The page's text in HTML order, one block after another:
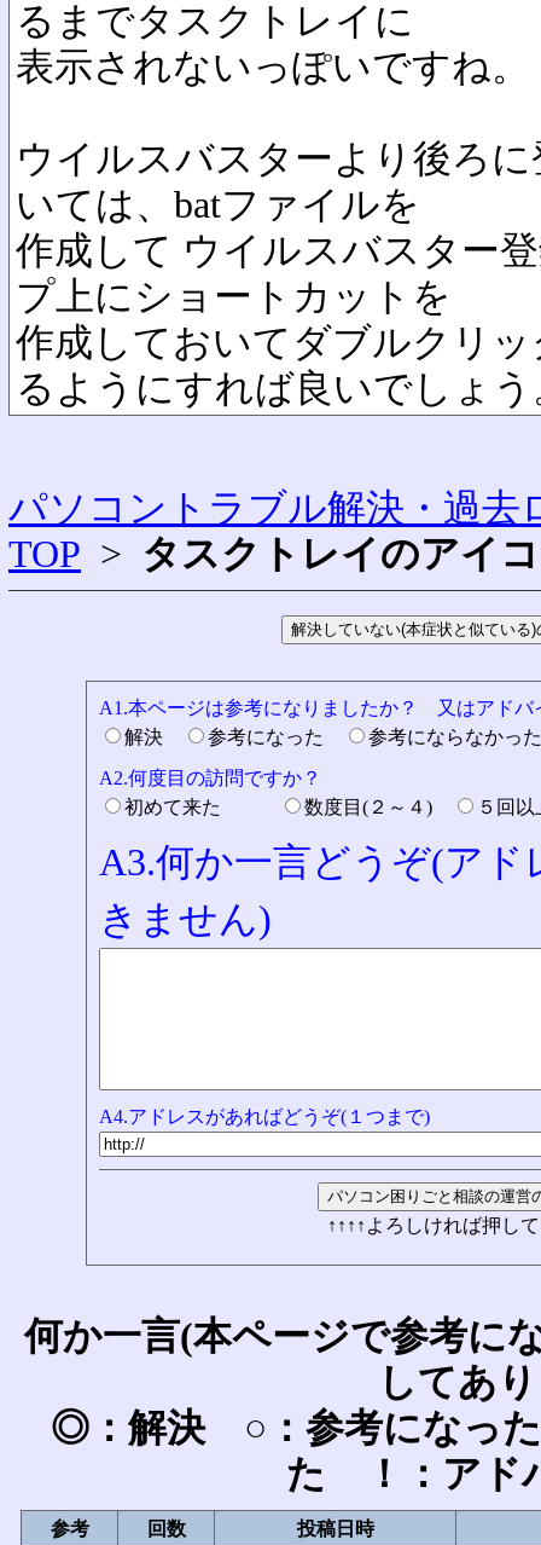
るまでタスクトレイに
表示されないっぽいですね。
ウイルスバスターより後ろ
いては、batファイルを
作成して ウイルスバスター
プ上にショートカットを
作成しておいてダブルクリ
るようにすれば良いでしょう
パソコントラブル解決・過去
TOP > タスクトレイのアイ
A1.本ページは参考になりましたか？ 又はアドバ
解決
参考になった
参考にならなか
A2.何度目の訪問ですか？
初めて来た
数度目(２～４) ５回
A3.何か一言どうぞ(ア
きません)
A4.アドレスがあればどうぞ(１つまで)
↑↑↑↑よろしければ押し
何か一言(本ページで参考に
してあ
◎：解決 ○：参考になっ
た ！：アド
参考 回数 投稿日時